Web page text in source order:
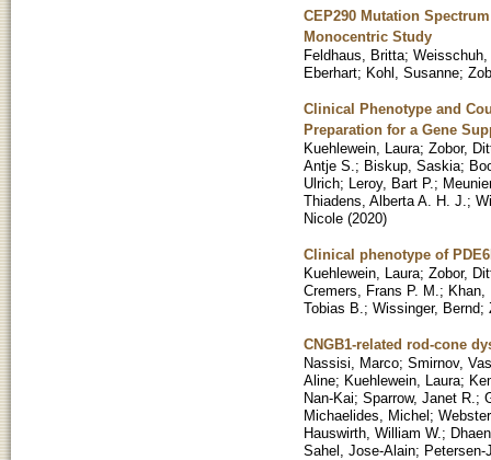
CEP290 Mutation
Monocentric Study
Feldhaus, Britta; Weisschuh,
Eberhart; Kohl, Susanne;
Clinical Phenotype and
Preparation for a Gene
Kuehlewein, Laura; Zobor,
Antje S. ; Biskup, Saskia;
Ulrich; Leroy, Bart P. ;
Thiadens, Alberta A. H. J. ;
Nicole (2020)
Clinical phenotype of
Kuehlewein, Laura; Zobor,
Cremers, Frans P. M. ; Khan,
Tobias B. ; Wissinger, Bernd;
CNGB1-related rod-cone
Nassisi, Marco; Smirnov,
Aline; Kuehlewein, Laura;
Nan-Kai; Sparrow, Janet R. ;
Michaelides, Michel;
Hauswirth, William W. ;
Sahel, Jose-Alain;